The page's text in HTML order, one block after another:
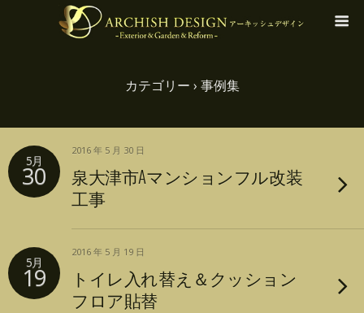
カテゴリー › 事例集
5月
30
2016 年 5 月 30 日
泉大津市Aマンションフル改装
工事
5月
19
2016 年 5 月 19 日
トイレ入れ替え＆クッション
フロア貼替